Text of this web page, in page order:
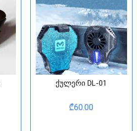
ქულერი DL-01
₾60.00